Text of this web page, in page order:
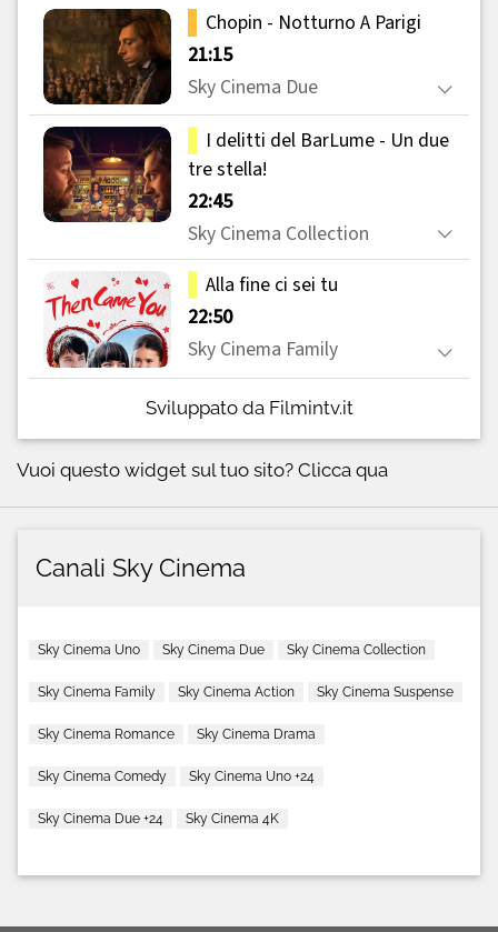
Sviluppato da Filmintv.it
Vuoi questo widget sul tuo sito? Clicca qua
Canali Sky Cinema
Sky Cinema Uno Sky Cinema Due Sky Cinema Collection
Sky Cinema Family Sky Cinema Action Sky Cinema Suspense
Sky Cinema Romance Sky Cinema Drama
Sky Cinema Comedy Sky Cinema Uno +24
Sky Cinema Due +24 Sky Cinema 4K